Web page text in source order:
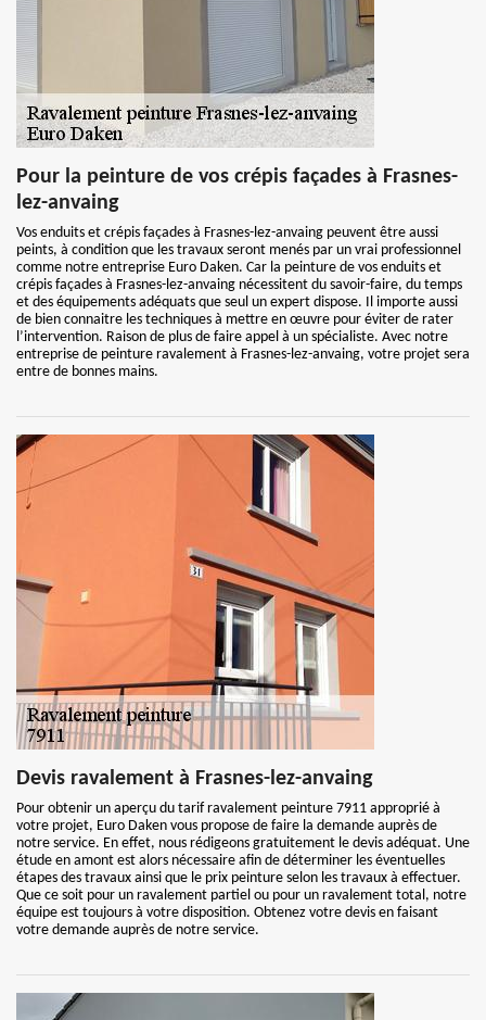
Pour la peinture de vos crépis façades à Frasnes-
lez-anvaing
Vos enduits et crépis façades à Frasnes-lez-anvaing peuvent être aussi
peints, à condition que les travaux seront menés par un vrai professionnel
comme notre entreprise Euro Daken. Car la peinture de vos enduits et
crépis façades à Frasnes-lez-anvaing nécessitent du savoir-faire, du temps
et des équipements adéquats que seul un expert dispose. Il importe aussi
de bien connaitre les techniques à mettre en œuvre pour éviter de rater
l’intervention. Raison de plus de faire appel à un spécialiste. Avec notre
entreprise de peinture ravalement à Frasnes-lez-anvaing, votre projet sera
entre de bonnes mains.
Devis ravalement à Frasnes-lez-anvaing
Pour obtenir un aperçu du tarif ravalement peinture 7911 approprié à
votre projet, Euro Daken vous propose de faire la demande auprès de
notre service. En effet, nous rédigeons gratuitement le devis adéquat. Une
étude en amont est alors nécessaire afin de déterminer les éventuelles
étapes des travaux ainsi que le prix peinture selon les travaux à effectuer.
Que ce soit pour un ravalement partiel ou pour un ravalement total, notre
équipe est toujours à votre disposition. Obtenez votre devis en faisant
votre demande auprès de notre service.